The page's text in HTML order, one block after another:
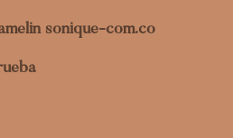
sonique-com.co